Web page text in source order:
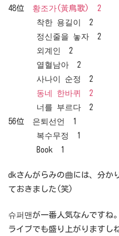
48位 황조가(黃鳥歌) 2
착한 용길이 2
정신줄을 놓자 2
외계인 2
열혈남아 2
사나이 순정 2
동네 한바퀴 2
너를 부르다 2
56位 은퇴선언 1
복수무정 1
Book 1
dkさんがらみの曲には、分か
ておきました(笑)
슈퍼맨が一番人気なんですね。
ライブでも盛り上がりますし